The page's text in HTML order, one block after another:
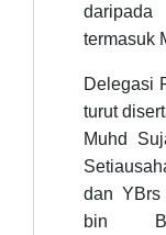
termasuk
Delegasi
turut
Muhd
dan YBrs
bin